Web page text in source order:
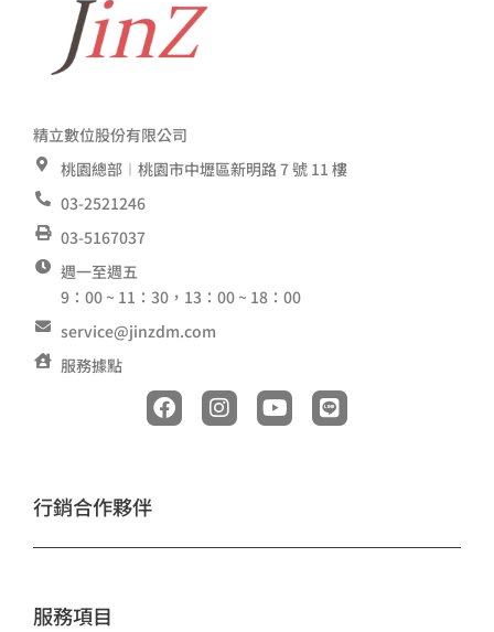
精立數位股份有限公司
桃園總部︱桃園市中壢區新明路 7 號 11 樓
03-2521246
03-5167037
週一至週五
9：00 ~ 11：30，13：00 ~ 18：00
service@jinzdm.com
服務據點
F
a
c
k
I
n
s
a
Y
o
u
L
i
n
行銷合作夥伴
服務項目